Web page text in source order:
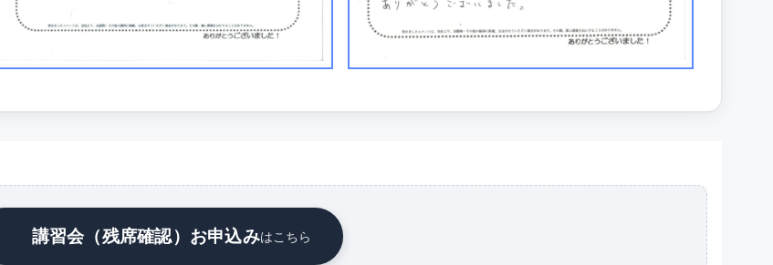
講習会（残席確認）お申込みはこちら